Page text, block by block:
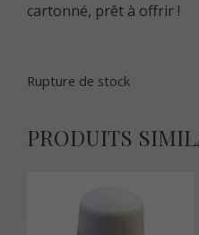
cartonné, prêt à offrir !
Rupture de stock
PRODUITS